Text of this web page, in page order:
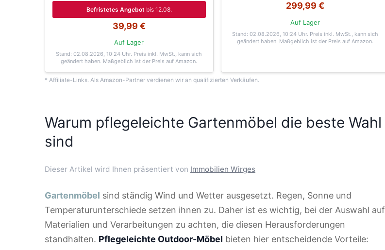
Befristetes Angebot bis 12.08.
39,99 €
Auf Lager
Stand: 02.08.2026, 10:24 Uhr. Preis inkl. MwSt., kann sich
geändert haben. Maßgeblich ist der Preis auf Amazon.
299,99 €
Auf Lager
Stand: 02.08.2026, 10:24 Uhr. Preis inkl. MwSt., kann sich
geändert haben. Maßgeblich ist der Preis auf Amazon.
* Affiliate-Links. Als Amazon-Partner verdienen wir an qualifizierten Verkäufen.
Warum pflegeleichte Gartenmöbel die beste Wahl
sind
Dieser Artikel wird Ihnen präsentiert von Immobilien Wirges
Gartenmöbel sind ständig Wind und Wetter ausgesetzt. Regen, Sonne und
Temperaturunterschiede setzen ihnen zu. Daher ist es wichtig, bei der Auswahl auf
Materialien und Verarbeitungen zu achten, die diesen Herausforderungen
standhalten. Pflegeleichte Outdoor-Möbel bieten hier entscheidende Vorteile: